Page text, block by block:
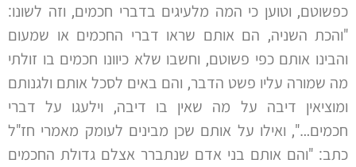
כפשוטם, וטוען כי המה מלעיגים בדברי חכמים, וזה לשונו:
"והכת השניה, הם אותם שראו דברי החכמים או שמעום
והבינו אותם כפי פשוטם, וחשבו שלא כיוונו חכמים בו זולתי
מה שמורה עליו פשט הדבר, והם באים לסכל אותם ולגנותם
ומוציאין דיבה על מה שאין בו דיבה, וילעגו על דברי
חכמים…", ואילו על אותם שכן מבינים לעומק מאמרי חז"ל
כתב: "והם אותם בני אדם שנתברר אצלם גדולת החכמים